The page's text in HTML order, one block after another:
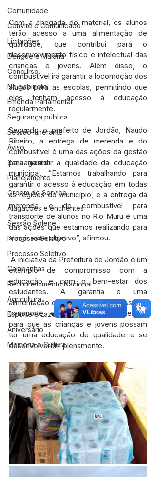
Comunidade
Convite e Comunicado
Licitações
Dengue e Malária
Concurso
No gabinete
Emenda Parlamentar
Segurança pública
Sessão itinerante
Aviso
Saneamento
Planejamento
Ordem de Serviço
Alagações e enchentes
Sessão Solene
Processo Seletivo
Processo Seletivo
Campanhas
Reconhecimento Nacional
Agricultura
Esporte e Lazer
Aniversário
Memória e Cultura
Com a chegada do material, os alunos
terão acesso a uma alimentação de
qualidade, que contribui para o
desenvolvimento físico e intelectual das
crianças e jovens. Além disso, o
combustível irá garantir a locomoção dos
alunos para as escolas, permitindo que
eles tenham acesso à educação
regularmente.
Segundo o prefeito de Jordão, Naudo
Ribeiro, a entrega de merenda e do
combustível é uma das ações da gestão
para garantir a qualidade da educação
municipal. “Estamos trabalhando para
garantir o acesso à educação em todas
as regiões do município, e a entrega da
merenda e do combustível para
transporte de alunos no Rio Muru é uma
das ações que estamos realizando para
atingir esse objetivo”, afirmou.
A iniciativa da Prefeitura de Jordão é um
exemplo de compromisso com a
educação e com o bem-estar dos
estudantes. A garantia e uma
alimentação de qualidade e o acesso ao
transporte escolar são fundamentais
para que as crianças e jovens possam
ter uma educação de qualidade e se
desenvolverem plenamente.